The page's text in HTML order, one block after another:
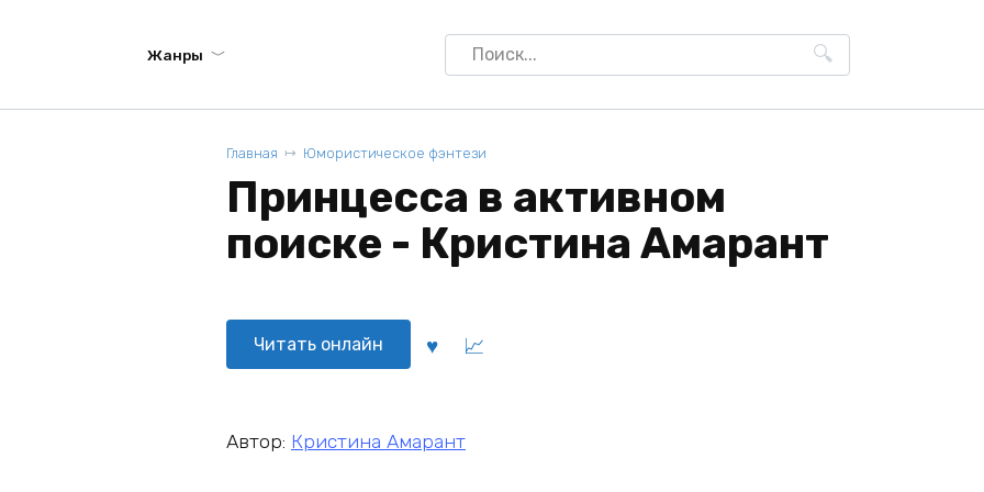
Жанры
Search
for:
Главная Юмористическое фэнтези
Принцесса в активном
поиске - Кристина Амарант
Читать онлайн
Автор: Кристина Амарант